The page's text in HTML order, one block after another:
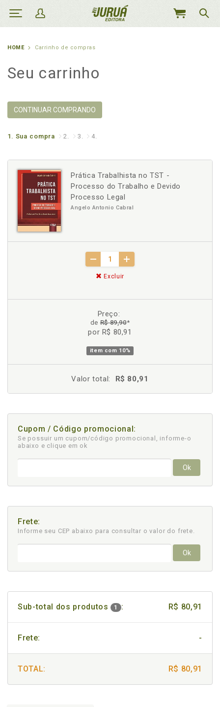
MEU
HOME Carrinho de compras
Seu carrinho
CONTINUAR COMPRANDO
1. Sua compra 2. 3. 4.
Prática Trabalhista no TST -
Processo do Trabalho e Devido
Processo Legal
Angelo Antonio Cabral
Excluir
Preço:
deR$ 89,90*
por R$ 80,91
item com 10%
Valor total: R$ 80,91
Cupom / Código promocional:
Se possuir um cupom/código promocional, informe-o
abaixo e clique em ok
Ok
Frete:
Informe seu CEP abaixo para consultar o valor do frete.
Ok
Sub-total dos produtos 1 : R$ 80,91
Frete: -
TOTAL: R$ 80,91